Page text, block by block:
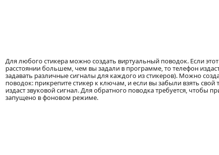
Для любого стикера можно создать виртуальный поводок. Если этот
расстоянии большем, чем вы задали в программе, то телефон
задавать различные сигналы для каждого из стикеров). Можно
поводок: прикрепите стикер к ключам, и если вы забыли взять свой
издаст звуковой сигнал. Для обратного поводка требуется, чтобы
запущено в фоновом режиме.